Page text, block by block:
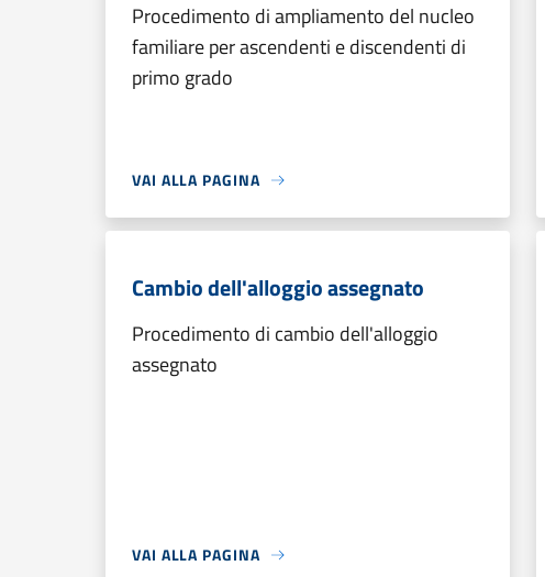
Procedimento di ampliamento del nucleo
familiare per ascendenti e discendenti di
primo grado
VAI ALLA PAGINA
Cambio dell'alloggio assegnato
Procedimento di cambio dell'alloggio
assegnato
VAI ALLA PAGINA